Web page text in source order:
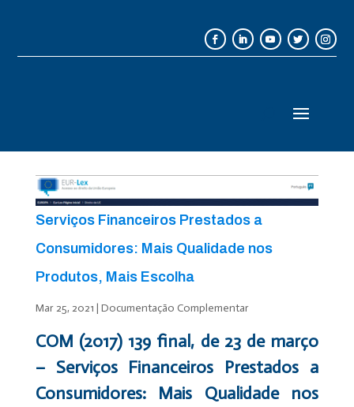
Serviços Financeiros Prestados a
Consumidores: Mais Qualidade nos
Produtos, Mais Escolha
Mar 25, 2021 | Documentação Complementar
COM (2017) 139 final, de 23 de março
– Serviços Financeiros Prestados a
Consumidores: Mais Qualidade nos